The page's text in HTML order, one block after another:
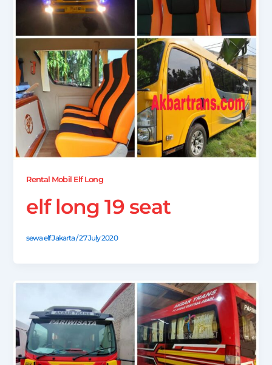
Rental Mobil Elf Long
elf long 19 seat
sewa elf Jakarta/27 July 2020